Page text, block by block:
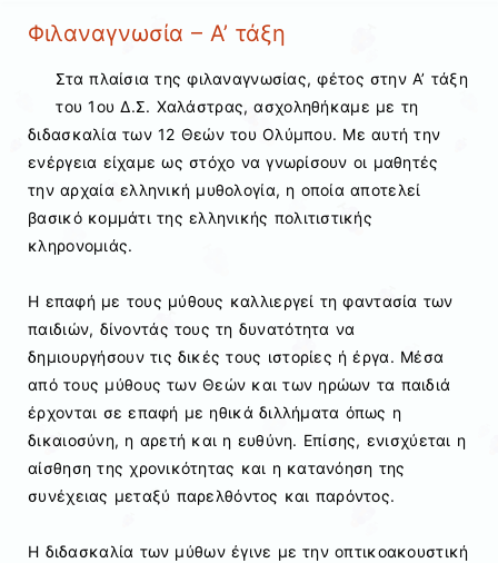
Φιλαναγνωσία – Α’ τάξη
Στα πλαίσια της φιλαναγνωσίας, φέτος στην Α’ τάξη
του 1ου Δ.Σ. Χαλάστρας, ασχοληθήκαμε με τη
διδασκαλία των 12 Θεών του Ολύμπου. Με αυτή την
ενέργεια είχαμε ως στόχο να γνωρίσουν οι μαθητές
την αρχαία ελληνική μυθολογία, η οποία αποτελεί
βασικό κομμάτι της ελληνικής πολιτιστικής
κληρονομιάς.
Η επαφή με τους μύθους καλλιεργεί τη φαντασία των
παιδιών, δίνοντάς τους τη δυνατότητα να
δημιουργήσουν τις δικές τους ιστορίες ή έργα. Μέσα
από τους μύθους των Θεών και των ηρώων τα παιδιά
έρχονται σε επαφή με ηθικά διλλήματα όπως η
δικαιοσύνη, η αρετή και η ευθύνη. Επίσης, ενισχύεται η
αίσθηση της χρονικότητας και η κατανόηση της
συνέχειας μεταξύ παρελθόντος και παρόντος.
Η διδασκαλία των μύθων έγινε με την οπτικοακουστική